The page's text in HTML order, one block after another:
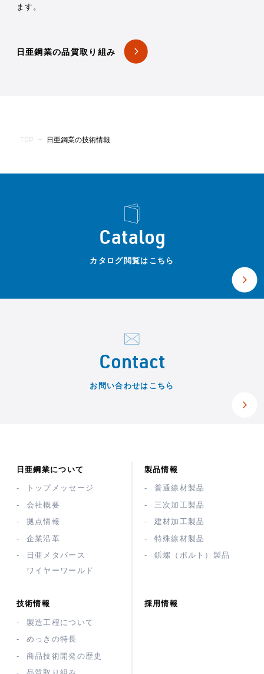
ます。
日亜鋼業の品質取り組み
TOP — 日亜鋼業の技術情報
Catalog
カタログ閲覧はこちら
Contact
お問い合わせはこちら
日亜鋼業について
トップメッセージ
会社概要
拠点情報
企業沿革
日亜メタバース
ワイヤーワールド
製品情報
普通線材製品
三次加工製品
建材加工製品
特殊線材製品
鋲螺（ボルト）製品
技術情報
製造工程について
めっきの特長
商品技術開発の歴史
採用情報